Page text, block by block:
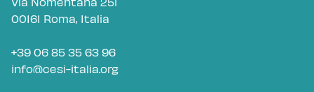
00161 Roma, Italia
+39 06 85 35 63 96
info@cesi-italia.org